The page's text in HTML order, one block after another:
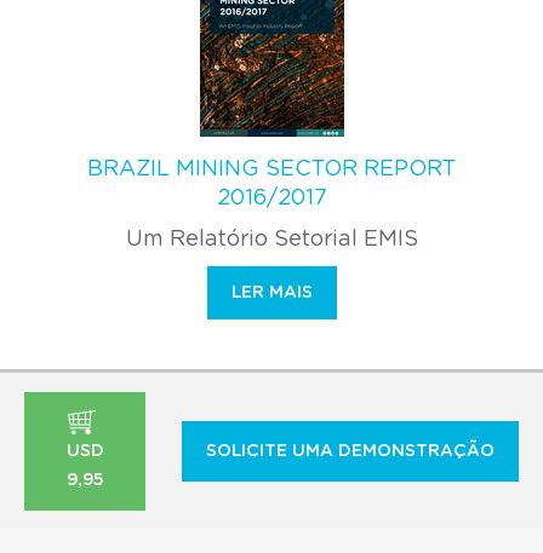
BRAZIL MINING SECTOR REPORT
2016/2017
Um Relatório Setorial EMIS
LER MAIS
USD
9,95
SOLICITE UMA DEMONSTRAÇÃO